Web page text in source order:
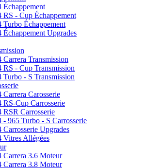
Échappement
RS - Cup Échappement
Turbo Échappement
Échappement Upgrades
Carrera Transmission
RS - Cup Transmission
Turbo - S Transmission
Carrera Carosserie
RS-Cup Carrosserie
RSR Carrosserie
- 965 Turbo - S Carrosserie
Carrosserie Upgrades
Vitres Allégées
Carrera 3.6 Moteur
Carrera 3.8 Moteur